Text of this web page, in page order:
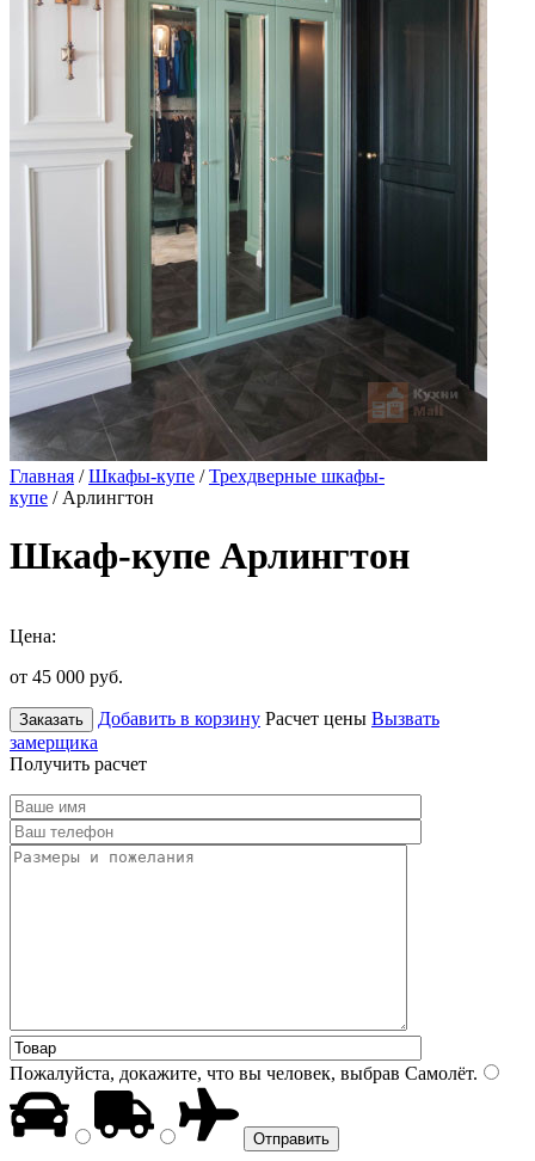
Главная /Шкафы-купе /Трехдверные шкафы-
купе / Арлингтон
Шкаф-купе Арлингтон
Цена:
от 45 000 руб.
Заказать Добавить в корзину Расчет цены Вызвать
замерщика
Получить расчет
Пожалуйста, докажите, что вы человек, выбрав Самолёт.